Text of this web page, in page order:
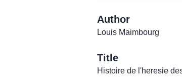
Author
Louis Maimbourg
Title
Histoire de l'heresie